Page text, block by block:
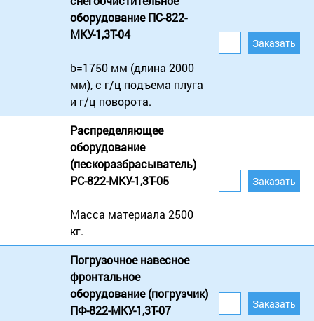
оборудование ПС-822-
МКУ-1,3Т-04
b=1750 мм (длина 2000
мм), с г/ц подъема плуга
и г/ц поворота.
Распределяющее
оборудование
(пескоразбрасыватель)
РС-822-МКУ-1,3Т-05
Масса материала 2500
кг.
Погрузочное навесное
фронтальное
оборудование (погрузчик)
ПФ-822-МКУ-1,3Т-07